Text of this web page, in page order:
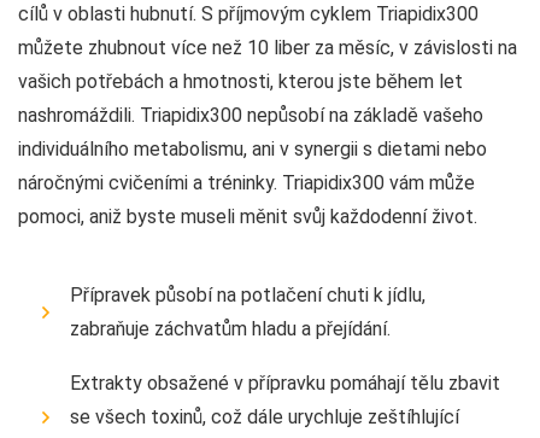
cílů v oblasti hubnutí. S příjmovým cyklem Triapidix300
můžete zhubnout více než 10 liber za měsíc, v závislosti na
vašich potřebách a hmotnosti, kterou jste během let
nashromáždili. Triapidix300 nepůsobí na základě vašeho
individuálního metabolismu, ani v synergii s dietami nebo
náročnými cvičeními a tréninky. Triapidix300 vám může
pomoci, aniž byste museli měnit svůj každodenní život.
Přípravek působí na potlačení chuti k jídlu,
zabraňuje záchvatům hladu a přejídání.
Extrakty obsažené v přípravku pomáhají tělu zbavit
se všech toxinů, což dále urychluje zeštíhlující